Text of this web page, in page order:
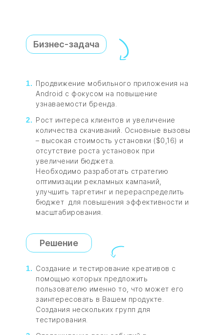
Бизнес-задача
Продвижение мобильного приложения на
Android с фокусом на повышение
узнаваемости бренда.
Рост интереса клиентов и увеличение
количества скачиваний. Основные вызовы
– высокая стоимость установки ($0,16) и
отсутствие роста установок при
увеличении бюджета.
Необходимо разработать стратегию
оптимизации рекламных кампаний,
улучшить таргетинг и перераспределить
бюджет для повышения эффективности и
масштабирования.
Решение
Создание и тестирование креативов с
помощью которых предложить
пользователю именно то, что может его
заинтересовать в Вашем продукте.
Создания нескольких групп для
тестирования.